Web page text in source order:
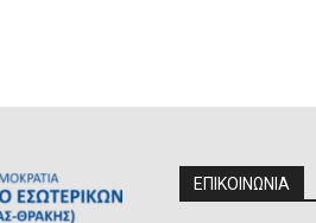
ΕΠΙΚΟΙΝΩΝΙΑ